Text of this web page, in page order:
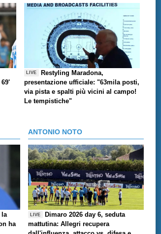
LIVE
Restyling Maradona,
presentazione ufficiale: "63mila posti,
via pista e spalti più vicini al campo!
Le tempistiche"
la
ha
ANTONIO NOTO
LIVE
Dimaro 2026 day 6, seduta
mattutina: Allegri recupera